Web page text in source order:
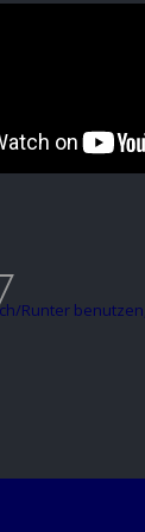
Runter